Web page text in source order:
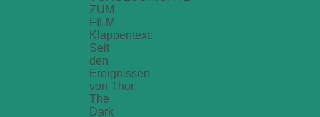
ZUM
FILM
Klappentext:
Seit
den
Ereignissen
von Thor:
The
Dark